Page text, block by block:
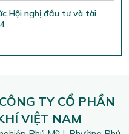
Hội nghị đầu tư và tài
CÔNG TY CỔ PHẦN
VIỆT NAM